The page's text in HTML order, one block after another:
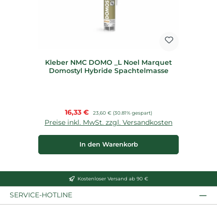
Kleber NMC DOMO _L Noel Marquet
Domostyl Hybride Spachtelmasse
Verkaufspreis:
16,33 € Regulärer Preis:
23,60 € (30.81% gespart)
Preise inkl. MwSt. zzgl. Versandkosten
In den Warenkorb
Kostenloser Versand ab 90 €
SERVICE-HOTLINE